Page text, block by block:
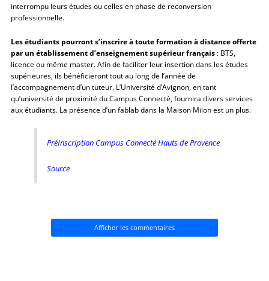
interrompu leurs études ou celles en phase de reconversion
professionnelle.
Les étudiants pourront s’inscrire à toute formation à distance offerte
par un établissement d’enseignement supérieur français : BTS,
licence ou même master. Afin de faciliter leur insertion dans les études
supérieures, ils bénéficieront tout au long de l’année de
l’accompagnement d’un tuteur. L’Université d’Avignon, en tant
qu’université de proximité du Campus Connecté, fournira divers services
aux étudiants. La présence d’un fablab dans la Maison Milon est un plus.
PréInscription Campus Connecté Hauts de Provence
Source
Afficher les commentaires